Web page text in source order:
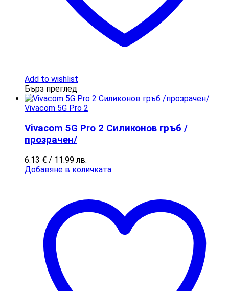
Add to wishlist
Бърз преглед
Vivacom 5G Pro 2
Vivacom 5G Pro 2 Силиконов гръб /
прозрачен/
6.13 € / 11.99 лв.
Добавяне в количката